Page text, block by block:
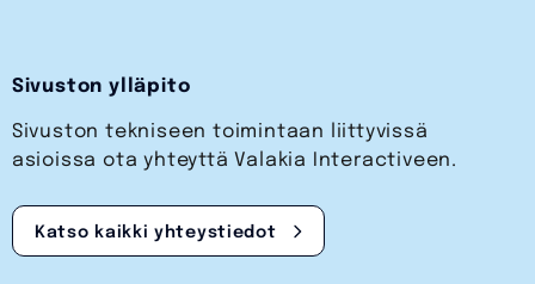
Sivuston ylläpito
Sivuston tekniseen toimintaan liittyvissä
asioissa ota yhteyttä Valakia Interactiveen.
Katso kaikki yhteystiedot